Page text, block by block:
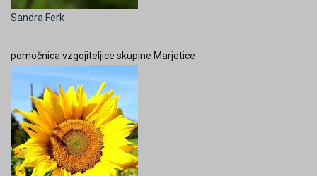
Sandra Ferk
pomočnica vzgojiteljice skupine Marjetice